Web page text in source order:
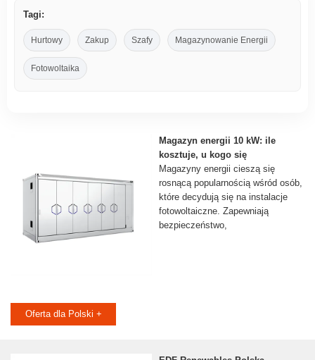
Tagi:
Hurtowy Zakup Szafy Magazynowanie Energii
Fotowoltaika
Magazyn energii 10 kW: ile
kosztuje, u kogo się
Magazyny energii cieszą się
rosnącą popularnością wśród osób,
które decydują się na instalacje
fotowoltaiczne. Zapewniają
bezpieczeństwo,
Oferta dla Polski +